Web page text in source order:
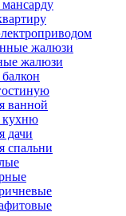
жалюзи
жалюзи
ванной
кухню
дачи
спальни